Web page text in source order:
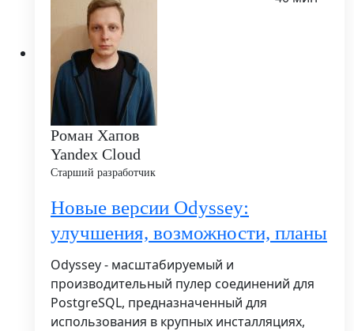
Роман Хапов
Yandex Cloud
Старший разработчик
Новые версии Odyssey:
улучшения, возможности, планы
Odyssey - масштабируемый и
производительный пулер соединений для
PostgreSQL, предназначенный для
использования в крупных инсталляциях,